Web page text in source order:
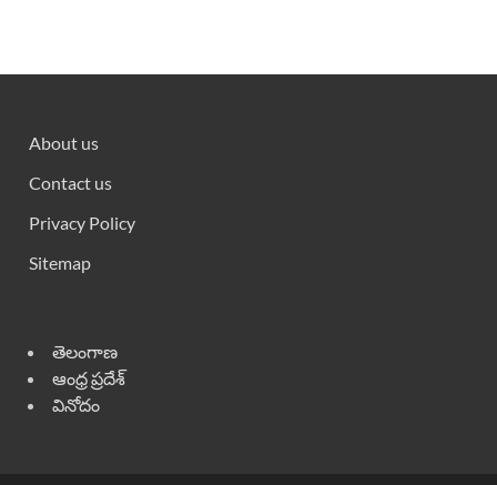
About us
Contact us
Privacy Policy
Sitemap
తెలంగాణ
ఆంధ్ర ప్రదేశ్
వినోదం